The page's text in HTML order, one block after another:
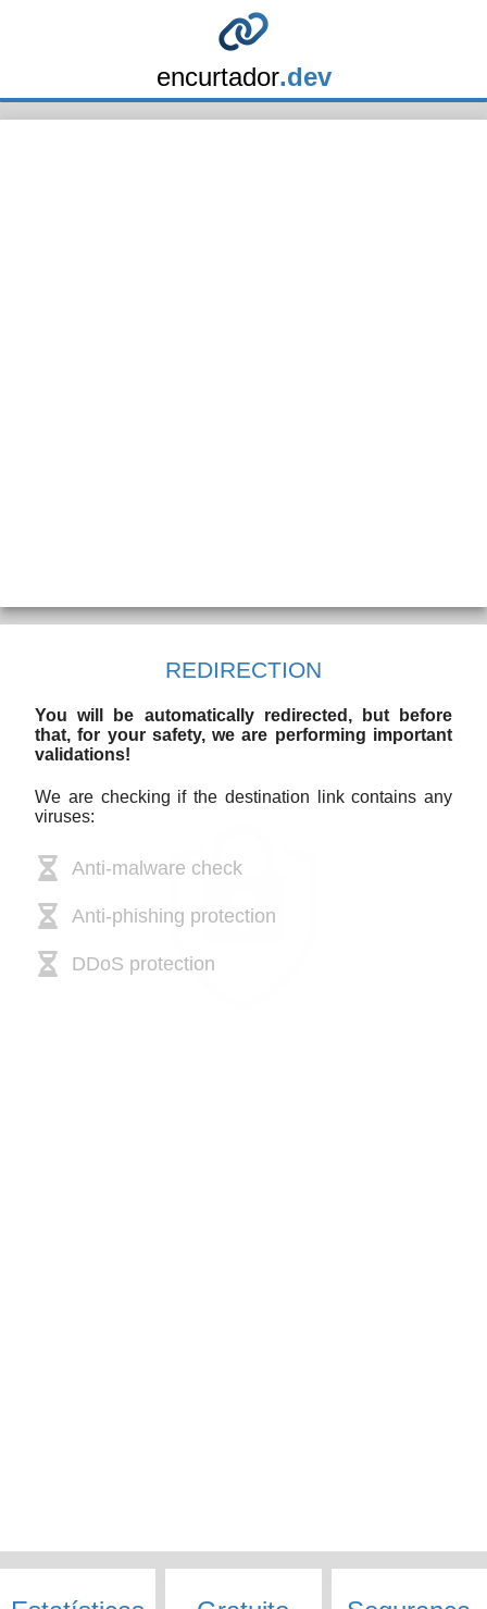
encurtador.dev
REDIRECTION
You will be automatically redirected, but before
that, for your safety, we are performing important
validations!
We are checking if the destination link contains any
viruses:
Anti-malware check
Anti-phishing protection
DDoS protection